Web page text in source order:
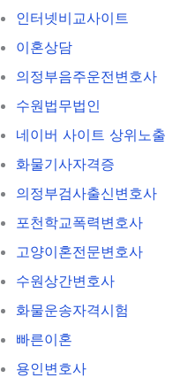
인터넷비교사이트
이혼상담
의정부음주운전변호사
수원법무법인
네이버 사이트 상위노출
화물기사자격증
의정부검사출신변호사
포천학교폭력변호사
고양이혼전문변호사
수원상간변호사
화물운송자격시험
빠른이혼
용인변호사